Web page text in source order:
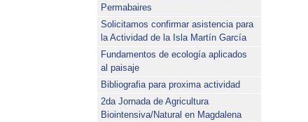
Permabaires
Solicitamos confirmar asistencia para
la Actividad de la Isla Martín García
Fundamentos de ecología aplicados
al paisaje
Bibliografia para proxima actividad
2da Jornada de Agricultura
Biointensiva/Natural en Magdalena